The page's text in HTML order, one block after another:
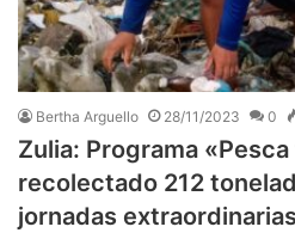
Bertha Arguello 28/11/2023 0
Zulia: Programa
recolectado 212
jornadas extraordinarias